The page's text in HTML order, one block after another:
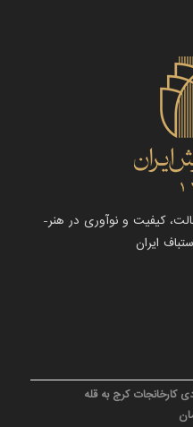
کیفیت و نوآوری در هنر-
ایران
کارخانجات کرج به قله